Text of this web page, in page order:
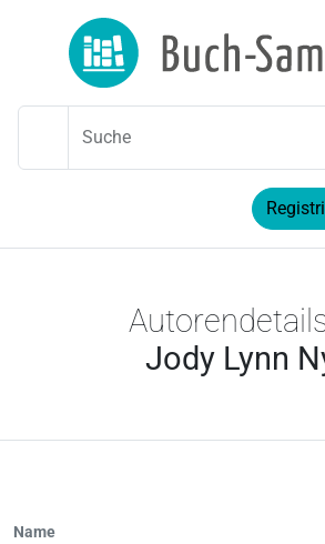
Suche
Jody Lynn
Name